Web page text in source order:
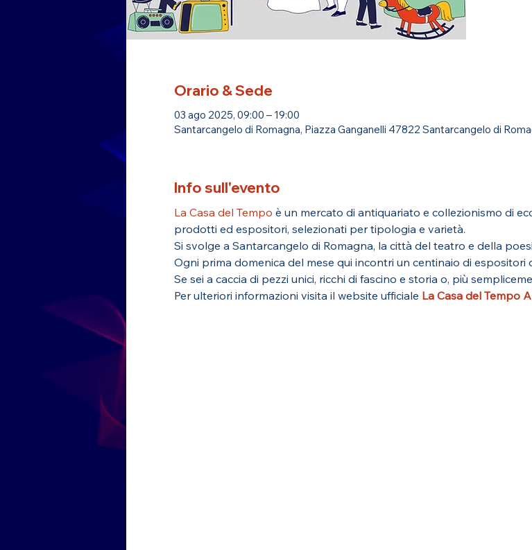
Orario & Sede
03 ago 2025, 09:00 – 19:00
Santarcangelo di Romagna, Piazza Ganganelli 47822 Santarcangelo di
Info sull'evento
La Casa del Tempo è un mercato di antiquariato e collezionismo di
prodotti ed espositori, selezionati per tipologia e varietà.
Si svolge a Santarcangelo di Romagna, la città del teatro e della
Ogni prima domenica del mese qui incontri un centinaio di espositori
Se sei a caccia di pezzi unici, ricchi di fascino e storia o, più
Per ulteriori informazioni visita il website ufficiale La Casa del Tempo